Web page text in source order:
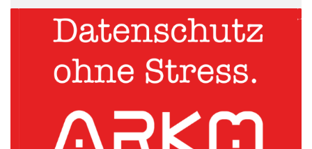
Ansatzpunkte der
Professionalisierung
Zunächst braucht es grundsätzlich eine Entscheidung über die
Funktion des Gremiums: eher beratend oder stärker
Fremdgeschäftsführern ist beispielsweise eine rein beratende
Ausrichtung wohl weniger zielführend. Weiterhin gilt es die